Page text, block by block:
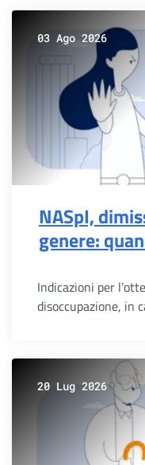
03 Ago 2026
NASpI,
genere:
Indicazioni per
disoccupazione, in
20 Lug 2026